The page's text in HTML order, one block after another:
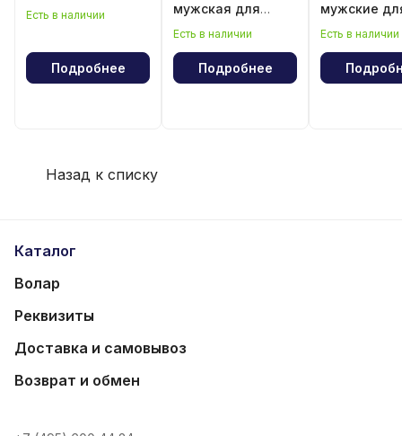
Есть в наличии
Подробнее
мужская для
классического
Есть в наличии
Подробнее
мужские
Есть в наличии
Назад к списку
Каталог
Волар
Реквизиты
Доставка и самовывоз
Возврат и обмен